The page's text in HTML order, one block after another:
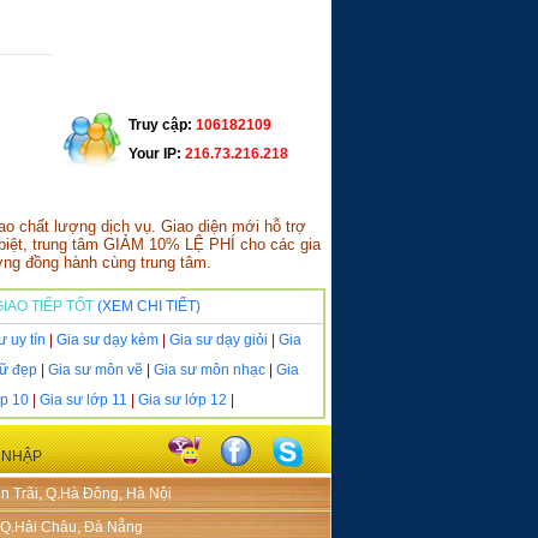
Truy cập: 106182109
Your IP: 216.73.216.218
chất lượng dịch vụ. Giao diện mới hỗ trợ
trung tâm GIẢM 10% LỆ PHÍ cho các gia
đồng hành cùng trung tâm.
TIẾP TỐT (XEM CHI TIẾT)
uy tín Gia sư dạy kèm Gia sư dạy giỏi
Gia
đẹp Gia sư môn vẽ Gia sư môn nhạc
Gia
10 Gia sư lớp 11 Gia sư lớp 12
Trãi, Q.Hà Đông, Hà Nội
Châu, Đà Nẵng